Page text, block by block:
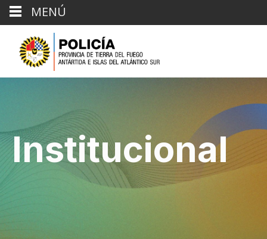
Institucional
MENÚ